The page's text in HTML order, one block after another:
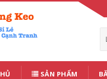
SẢN PHẨM